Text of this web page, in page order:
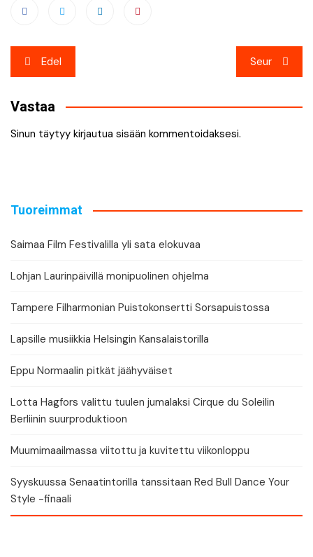
Artikkelien
selaus
Edel Seur
Vastaa
Sinun täytyy kirjautua sisään kommentoidaksesi.
Tuoreimmat
Saimaa Film Festivalilla yli sata elokuvaa
Lohjan Laurinpäivillä monipuolinen ohjelma
Tampere Filharmonian Puistokonsertti Sorsapuistossa
Lapsille musiikkia Helsingin Kansalaistorilla
Eppu Normaalin pitkät jäähyväiset
Lotta Hagfors valittu tuulen jumalaksi Cirque du Soleilin
Berliinin suurproduktioon
Muumimaailmassa viitottu ja kuvitettu viikonloppu
Syyskuussa Senaatintorilla tanssitaan Red Bull Dance Your
Style -finaali